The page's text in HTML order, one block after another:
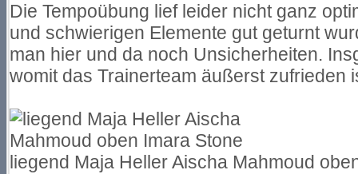
Die Tempoübung lief leider nicht ganz
und schwierigen Elemente gut geturnt
man hier und da noch Unsicherheiten.
womit das Trainerteam äußerst zufrieden
liegend Maja Heller Aischa Mahmoud